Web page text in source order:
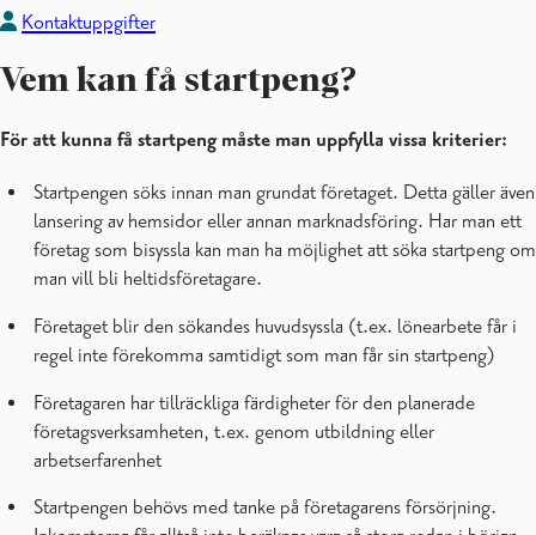
Kontaktuppgifter
Vem kan få startpeng?
För att kunna få startpeng måste man uppfylla vissa kriterier:
Startpengen söks innan man grundat företaget. Detta gäller även
lansering av hemsidor eller annan marknadsföring. Har man ett
företag som bisyssla kan man ha möjlighet att söka startpeng om
man vill bli heltidsföretagare.
Företaget blir den sökandes huvudsyssla (t.ex. lönearbete får i
regel inte förekomma samtidigt som man får sin startpeng)
Företagaren har tillräckliga färdigheter för den planerade
företagsverksamheten, t.ex. genom utbildning eller
arbetserfarenhet
Startpengen behövs med tanke på företagarens försörjning.